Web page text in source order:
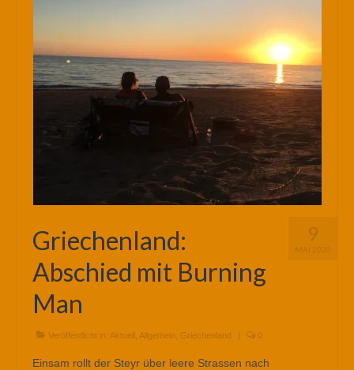
9
MAI 2020
Griechenland:
Abschied mit Burning
Man
Veröffentlicht in: Aktuell Allgemein Griechenland | 0
Einsam rollt der Steyr über leere Strassen nach